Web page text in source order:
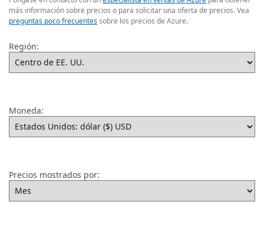
más información sobre precios o para solicitar una oferta de precios. Vea
preguntas poco frecuentessobre los precios de Azure.
Región:
Moneda:
Precios mostrados por: